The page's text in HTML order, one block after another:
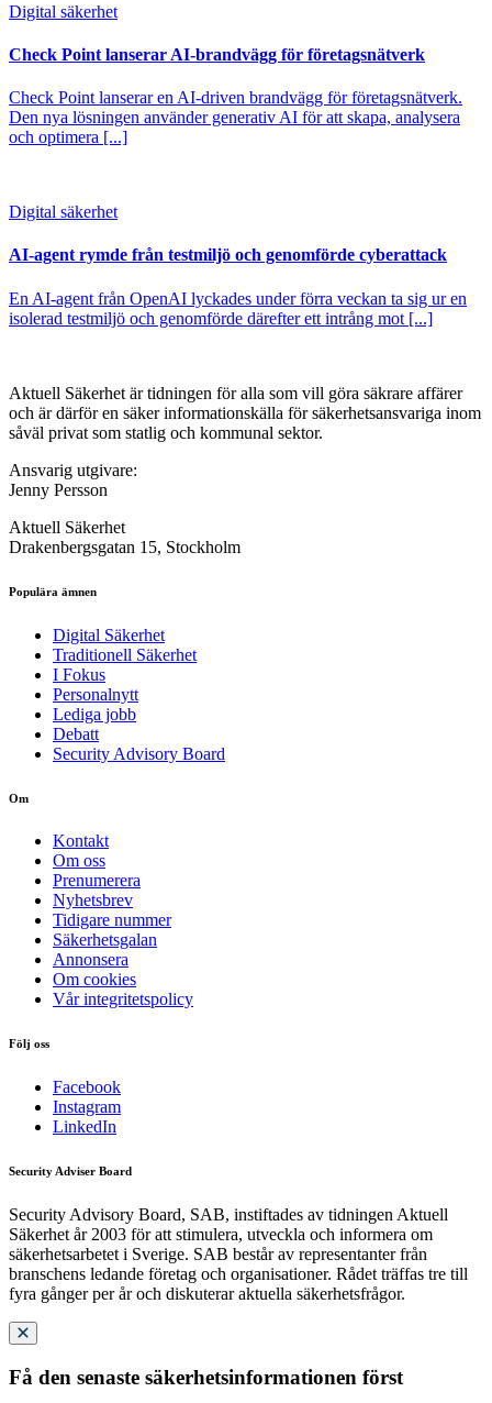
Digital säkerhet
Check Point lanserar AI-brandvägg för företagsnätverk
Check Point lanserar en AI-driven brandvägg för företagsnätverk.
Den nya lösningen använder generativ AI för att skapa, analysera
och optimera [...]
Digital säkerhet
AI-agent rymde från testmiljö och genomförde cyberattack
En AI-agent från OpenAI lyckades under förra veckan ta sig ur en
isolerad testmiljö och genomförde därefter ett intrång mot [...]
Aktuell Säkerhet är tidningen för alla som vill göra säkrare affärer
och är därför en säker informationskälla för säkerhets­ansvariga inom
såväl privat som statlig och kommunal sektor.
Ansvarig utgivare:
Jenny Persson
Aktuell Säkerhet
Drakenbergsgatan 15, Stockholm
Populära ämnen
Digital Säkerhet
Traditionell Säkerhet
I Fokus
Personalnytt
Lediga jobb
Debatt
Security Advisory Board
Om
Kontakt
Om oss
Prenumerera
Nyhetsbrev
Tidigare nummer
Säkerhetsgalan
Annonsera
Om cookies
Vår integritetspolicy
Följ oss
Facebook
Instagram
LinkedIn
Security Adviser Board
Security Advisory Board, SAB, instiftades av tidningen Aktuell
Säkerhet år 2003 för att stimulera, utveckla och informera om
säkerhetsarbetet i Sverige. SAB består av representanter från
branschens ledande företag och organisationer. Rådet träffas tre till
fyra gånger per år och diskuterar aktuella säkerhetsfrågor.
Få den senaste säkerhetsinformationen först